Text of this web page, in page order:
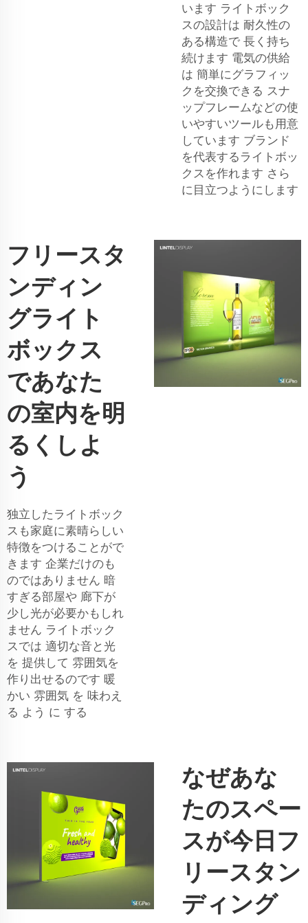
います ライトボック
スの設計は 耐久性の
ある構造で 長く持ち
続けます 電気の供給
は 簡単にグラフィッ
クを交換できる スナ
ップフレームなどの使
いやすいツールも用意
しています ブランド
を代表するライトボッ
クスを作れます さら
に目立つようにします
フリースタ
ンディン
グライト
ボックス
であなた
の室内を明
るくしよ
う
独立したライトボック
スも家庭に素晴らしい
特徴をつけることがで
きます 企業だけのも
のではありません 暗
すぎる部屋や 廊下が
少し光が必要かもしれ
ません ライトボック
スでは 適切な音と光
を 提供して 雰囲気を
作り出せるのです 暖
かい 雰囲気 を 味わえ
る よう に する
なぜあな
たのスペー
スが今日フ
リースタン
ディング